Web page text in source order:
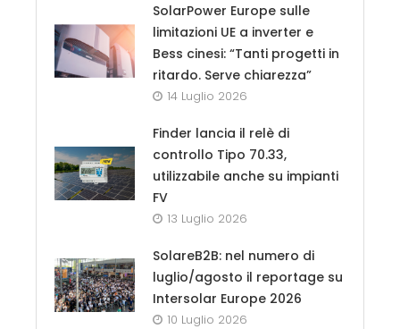
SolarPower Europe sulle
limitazioni UE a inverter e
Bess cinesi: “Tanti progetti in
ritardo. Serve chiarezza”
14 Luglio 2026
Finder lancia il relè di
controllo Tipo 70.33,
utilizzabile anche su impianti
FV
13 Luglio 2026
SolareB2B: nel numero di
luglio/agosto il reportage su
Intersolar Europe 2026
10 Luglio 2026